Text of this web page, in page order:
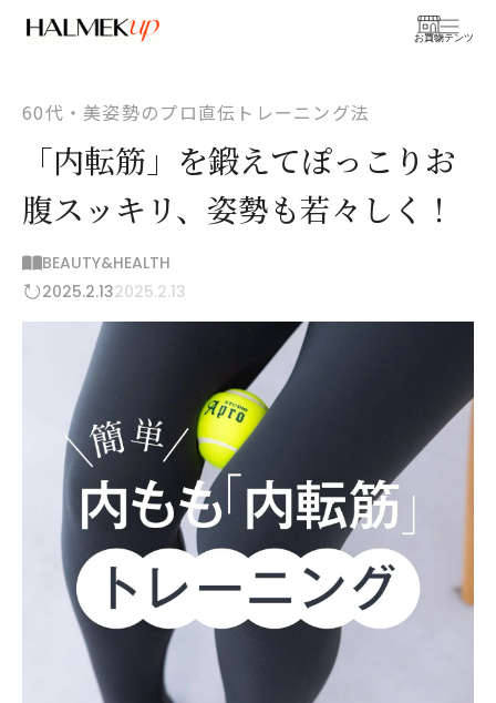
お買物
コンテンツ
60代・美姿勢のプロ直伝トレーニング法
「内転筋」を鍛えてぽっこりお
腹スッキリ、姿勢も若々しく！
BEAUTY&HEALTH
2025.2.132025.2.13